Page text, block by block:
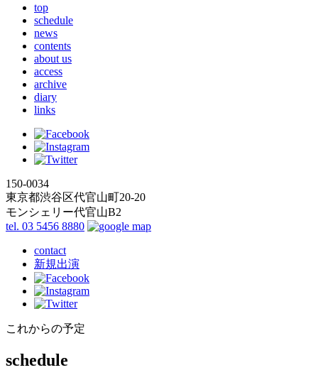
top
schedule
news
contents
about us
access
archive
diary
links
150-0034
東京都渋谷区代官山町20-20
モンシェリー代官山B2
tel. 03 5456 8880
contact
新規出演
これからの予定
schedule